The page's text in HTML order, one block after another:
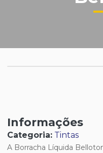
Informações
Categoria: Tintas
A Borracha Líquida